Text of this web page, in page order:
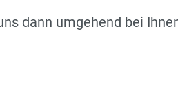
dann umgehend bei